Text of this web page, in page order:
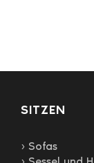
SITZEN
› Sofas